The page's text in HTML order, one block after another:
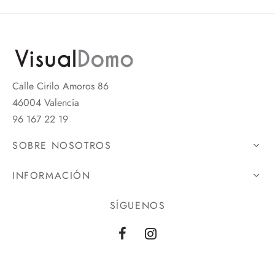
Calle Cirilo Amoros 86
46004 Valencia
96 167 22 19
SOBRE NOSOTROS
INFORMACIÓN
SÍGUENOS